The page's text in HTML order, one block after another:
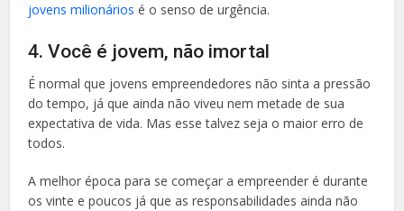
jovens milionários é o senso de urgência.
4. Você é jovem, não imortal
É normal que jovens empreendedores não sinta a pressão
do tempo, já que ainda não viveu nem metade de sua
expectativa de vida. Mas esse talvez seja o maior erro de
todos.
A melhor época para se começar a empreender é durante
os vinte e poucos já que as responsabilidades ainda não